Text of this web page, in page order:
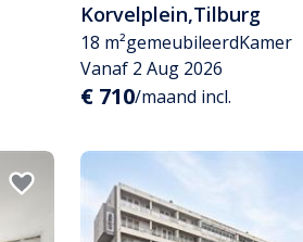
Korvelplein,Tilburg
18 m²gemeubileerdKamer
Vanaf 2 Aug 2026
€ 710/maand incl.